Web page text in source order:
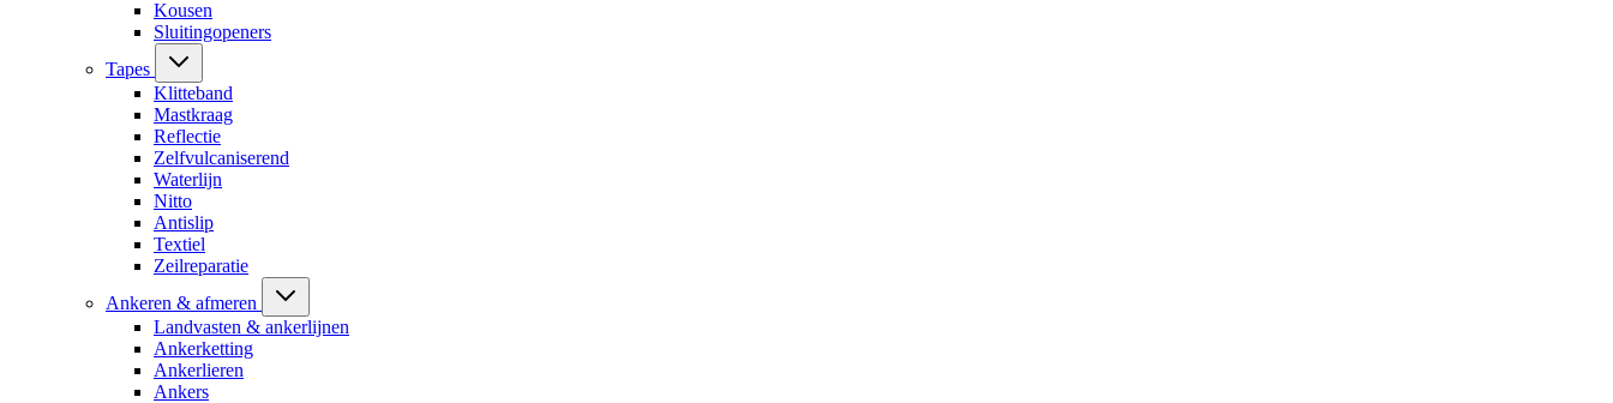
Kousen
Sluitingopeners
Tapes
Klitteband
Mastkraag
Reflectie
Zelfvulcaniserend
Waterlijn
Nitto
Antislip
Textiel
Zeilreparatie
Ankeren & afmeren
Landvasten & ankerlijnen
Ankerketting
Ankerlieren
Ankers